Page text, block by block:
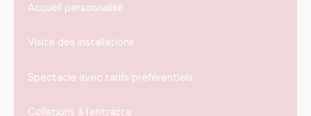
Accueil personnalisé
Visite des installations
Spectacle avec tarifs préférentiels
Collations à l'entracte